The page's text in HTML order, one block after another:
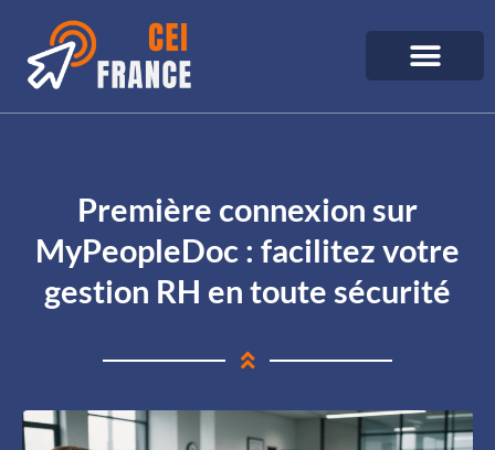
Première connexion sur
MyPeopleDoc : facilitez votre
gestion RH en toute sécurité